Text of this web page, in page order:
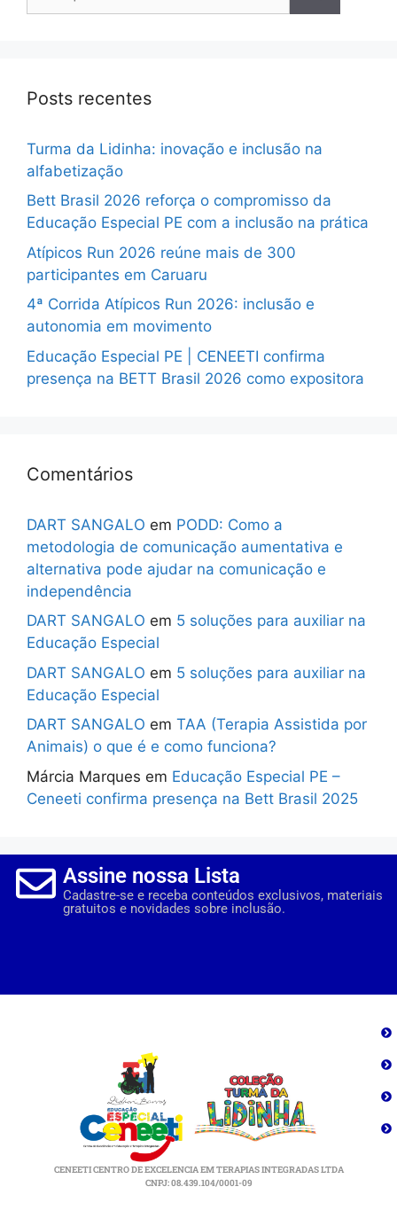
Posts recentes
Turma da Lidinha: inovação e inclusão na
alfabetização
Bett Brasil 2026 reforça o compromisso da
Educação Especial PE com a inclusão na prática
Atípicos Run 2026 reúne mais de 300
participantes em Caruaru
4ª Corrida Atípicos Run 2026: inclusão e
autonomia em movimento
Educação Especial PE | CENEETI confirma
presença na BETT Brasil 2026 como expositora
Comentários
DART SANGALO em PODD: Como a
metodologia de comunicação aumentativa e
alternativa pode ajudar na comunicação e
independência
DART SANGALO em 5 soluções para auxiliar na
Educação Especial
DART SANGALO em 5 soluções para auxiliar na
Educação Especial
DART SANGALO em TAA (Terapia Assistida por
Animais) o que é e como funciona?
Márcia Marques em Educação Especial PE –
Ceneeti confirma presença na Bett Brasil 2025
Assine nossa Lista
Cadastre-se e receba conteúdos exclusivos, materiais
gratuitos e novidades sobre inclusão.
CENEETI CENTRO DE EXCELENCIA EM TERAPIAS INTEGRADAS LTDA
CNPJ: 08.439.104/0001-09